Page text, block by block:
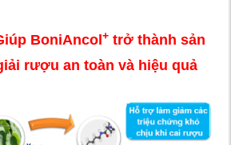
BoniAncol + trở thành sản
rượu an toàn và hiệu quả